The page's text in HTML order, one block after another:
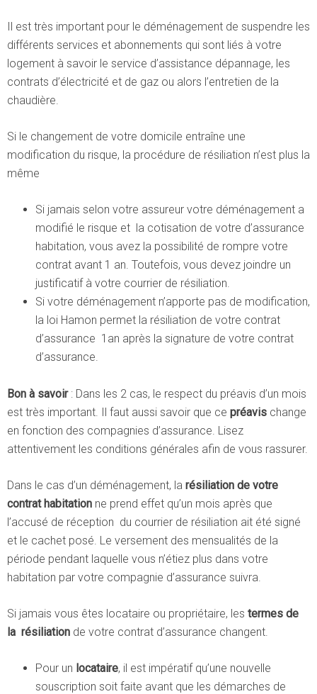
Il est très important pour le déménagement de suspendre les
différents services et abonnements qui sont liés à votre
logement à savoir le service d’assistance dépannage, les
contrats d’électricité et de gaz ou alors l’entretien de la
chaudière.
Si le changement de votre domicile entraîne une
modification du risque, la procédure de résiliation n’est plus la
même
Si jamais selon votre assureur votre déménagement a
modifié le risque et la cotisation de votre d’assurance
habitation, vous avez la possibilité de rompre votre
contrat avant 1 an. Toutefois, vous devez joindre un
justificatif à votre courrier de résiliation.
Si votre déménagement n’apporte pas de modification,
la loi Hamon permet la résiliation de votre contrat
d’assurance 1an après la signature de votre contrat
d’assurance.
Bon à savoir: Dans les 2 cas, le respect du préavis d’un mois
est très important. Il faut aussi savoir que ce préavis change
en fonction des compagnies d’assurance. Lisez
attentivement les conditions générales afin de vous rassurer.
Dans le cas d’un déménagement, la résiliation de votre
contrat habitation ne prend effet qu’un mois après que
l’accusé de réception du courrier de résiliation ait été signé
et le cachet posé. Le versement des mensualités de la
période pendant laquelle vous n’étiez plus dans votre
habitation par votre compagnie d’assurance suivra.
Si jamais vous êtes locataire ou propriétaire, les termes de
la résiliation de votre contrat d’assurance changent.
Pour un locataire, il est impératif qu’une nouvelle
souscription soit faite avant que les démarches de